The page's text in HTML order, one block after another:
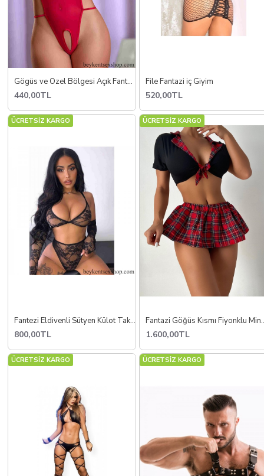
Gögüs ve Özel Bölgesi Açık Fantezi İç giyim
440,00TL
File Fantazi iç Giyim
520,00TL
ÜCRETSİZ KARGO
Fantezi Eldivenli Sütyen Külot Takım
800,00TL
ÜCRETSİZ KARGO
Fantazi Göğüs
1.600,00TL
ÜCRETSİZ KARGO ÜCRETSİZ KARGO